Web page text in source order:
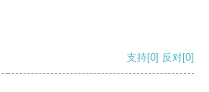
支持[0] 反对[0]